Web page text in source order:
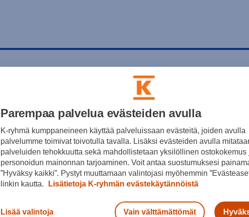
Parempaa palvelua evästeiden avulla
K-ryhmä kumppaneineen käyttää palveluissaan evästeitä, joiden avulla
palvelumme toimivat toivotulla tavalla. Lisäksi evästeiden avulla
palveluiden tehokkuutta sekä mahdollistetaan yksilöllinen ostokokemus
personoidun mainonnan tarjoaminen. Voit antaa suostumuksesi
”Hyväksy kaikki”. Pystyt muuttamaan valintojasi myöhemmin
linkin kautta.
Lisätietoja K-ryhmän evästekäytännöistä
Lisää valintoja Vain välttämättömät